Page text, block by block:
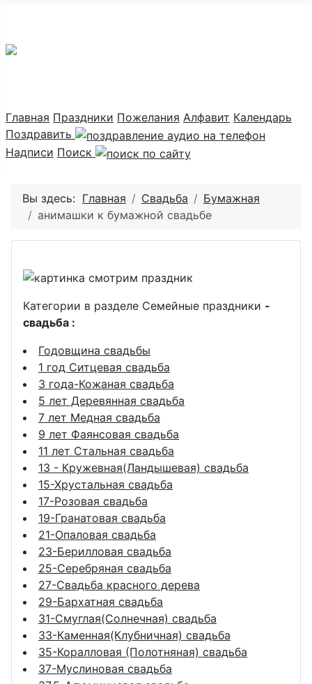
Главная Праздники Пожелания Алфавит Календарь
Поздравить
Надписи Поиск
Вы здесь: Главная Свадьба
Бумажная
анимашки к бумажной свадьбе
Категории в разделе Семейные праздники -
свадьба :
Годовщина свадьбы
1 год Ситцевая свадьба
3 года-Кожаная свадьба
5 лет Деревянная свадьба
7 лет Медная свадьба
9 лет Фаянсовая свадьба
11 лет Стальная свадьба
13 - Кружевная(Ландышевая) свадьба
15-Хрустальная свадьба
17-Розовая свадьба
19-Гранатовая свадьба
21-Опаловая свадьба
23-Берилловая свадьба
25-Серебряная свадьба
27-Свадьба красного дерева
29-Бархатная свадьба
31-Смуглая(Солнечная) свадьба
33-Каменная(Клубничная) свадьба
35-Коралловая (Полотняная) свадьба
37-Муслиновая свадьба